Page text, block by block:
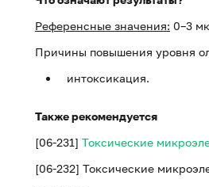
Референсные значения: 0–3
Причины повышения уровня
интоксикация.
Также рекомендуется
[06-231] Токсические
[06-232] Токсические